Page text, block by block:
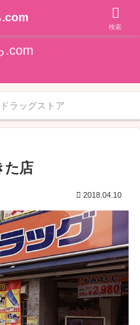
アの情報を発信しています!!
.com
ドラッグストア
た店
2018.04.10
.com
検索